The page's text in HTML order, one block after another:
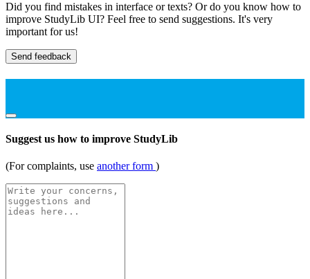
Did you find mistakes in interface or texts? Or do you know how to
improve StudyLib UI? Feel free to send suggestions. It's very
important for us!
Send feedback
Suggest us how to improve StudyLib
(For complaints, use another form )